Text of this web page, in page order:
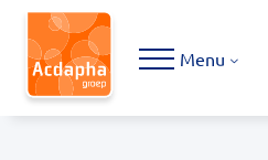
Hoofdmenu
Menu